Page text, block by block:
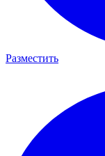
Разместить